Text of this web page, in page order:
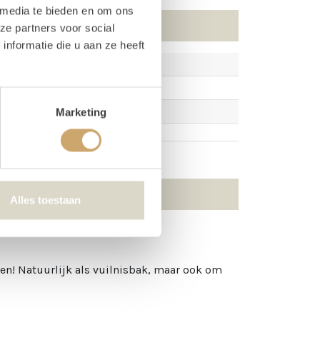
te bieden en om ons
partners voor social
die u aan ze heeft
Marketing
Alles toestaan
Natuurlijk als vuilnisbak, maar ook om